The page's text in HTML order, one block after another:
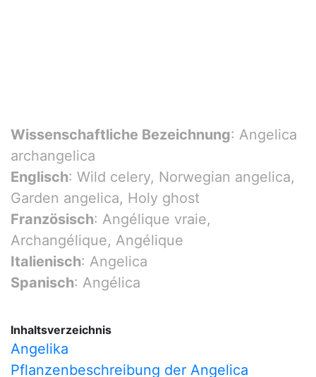
Wissenschaftliche Bezeichnung: Angelica
archangelica
Englisch: Wild celery, Norwegian angelica,
Garden angelica, Holy ghost
Französisch: Angélique vraie,
Archangélique, Angélique
Italienisch: Angelica
Spanisch: Angélica
Inhaltsverzeichnis
Angelika
Pflanzenbeschreibung der Angelica